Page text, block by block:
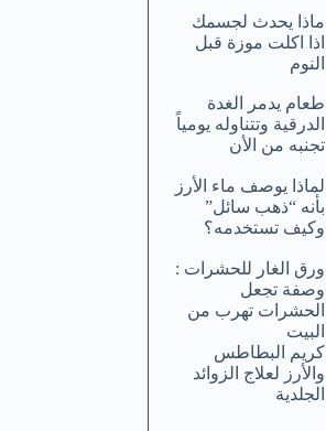
ماذا يحدث لجسمك
اذا اكلت موزة قبل
النوم
طعام يدمر الغدة
الدرقية وتتناوله يومياً
تجنبه من الأن
لماذا يوصف ماء الأرز
بأنه “ذهب سائل”
وكيف تستخدمه؟
ورق الغار للحشرات :
وصفة تجعل
الحشرات تهرب من
البيت
كريم البطاطس
والأرز لعلاج الزوائد
الجلدية